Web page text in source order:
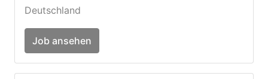
Deutschland
Job ansehen